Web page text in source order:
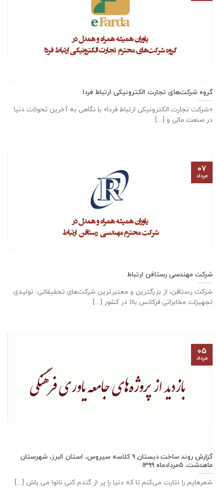
گروه شرکت‌های تجارت الکترونیکی ارتباط فردا
«شرکت تجارت الکترونیکی ارتباط فردا» با نگاهی به آخرین تحولات دنیا
در صنعت مالی و [...]
شرکت مهندسی رستافن ارتباط
شرکت رستافن، از بزرگترين و معتبرترين شركت‌های تحقیقاتی- توليدی
تجهيزات مخابراتی فركانس بالا در كشور [...]
۰۷
مرداد
گزارش روند ساخت دبستان ٩ كلاسه سيروس، استان البرز، شهرستان
ماهدشت، ۵مردادماه ۱۳۹۹
شعرهایم را نثارت می‌کنم تا که دنیا را پر از گندم کنی نانوا می باش [...]
۰۵
مرداد